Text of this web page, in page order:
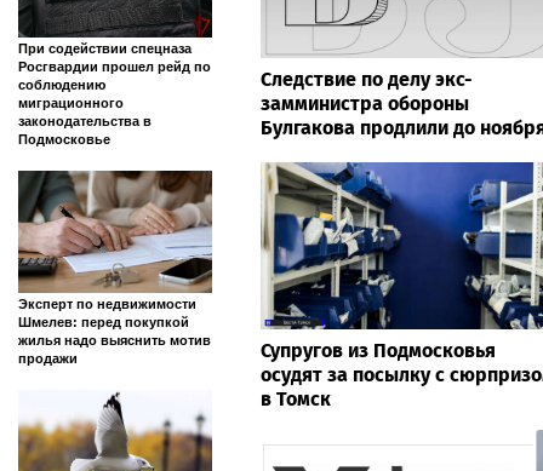
При содействии спецназа
Росгвардии прошел рейд по
соблюдению
миграционного
законодательства в
Подмосковье
Эксперт по недвижимости
Шмелев: перед покупкой
жилья надо выяснить мотив
продажи
Следствие по делу экс-
замминистра обороны
Булгакова продлили до
Супругов из Подмосковья
осудят за посылку с
в Томск